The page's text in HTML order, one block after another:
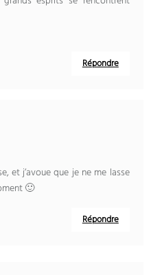
Répondre
et j’avoue que je ne me lasse
🙂
Répondre